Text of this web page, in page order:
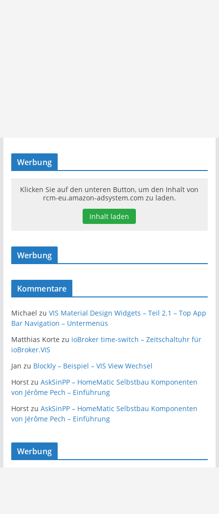
Werbung
Klicken Sie auf den unteren Button, um den Inhalt von
rcm-eu.amazon-adsystem.com zu laden.
Inhalt laden
Werbung
Kommentare
Michael zu VIS Material Design Widgets – Teil 2.1 – Top App
Bar Navigation – Untermenüs
Matthias Korte zu ioBroker time-switch – Zeitschaltuhr für
ioBroker.VIS
Jan zu Blockly – Beispiel – VIS View Wechsel
Horstzu AskSinPP – HomeMatic Selbstbau Komponenten
von Jérôme Pech – Einführung
Horstzu AskSinPP – HomeMatic Selbstbau Komponenten
von Jérôme Pech – Einführung
Werbung